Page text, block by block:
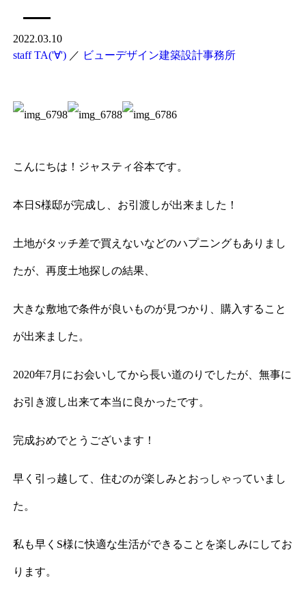
2022.03.10
staff TA('∀')／ ビューデザイン建築設計事務所
こんにちは！ジャスティ谷本です。
本日S様邸が完成し、お引渡しが出来ました！
土地がタッチ差で買えないなどのハプニングもありまし
たが、再度土地探しの結果、
大きな敷地で条件が良いものが見つかり、購入すること
が出来ました。
2020年7月にお会いしてから長い道のりでしたが、無事に
お引き渡し出来て本当に良かったです。
完成おめでとうございます！
早く引っ越して、住むのが楽しみとおっしゃっていまし
た。
私も早くS様に快適な生活ができることを楽しみにしてお
ります。